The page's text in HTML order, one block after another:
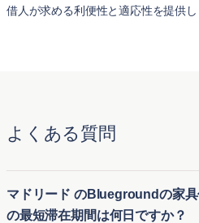
借人が求める利便性と適応性を提供し
よくある質問
マドリード のBluegroundの家
の最短滞在期間は何日ですか？